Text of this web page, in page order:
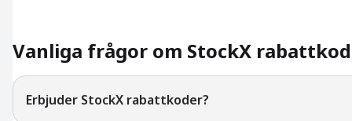
Vanliga frågor om StockX rabattkod
Erbjuder StockX rabattkoder?